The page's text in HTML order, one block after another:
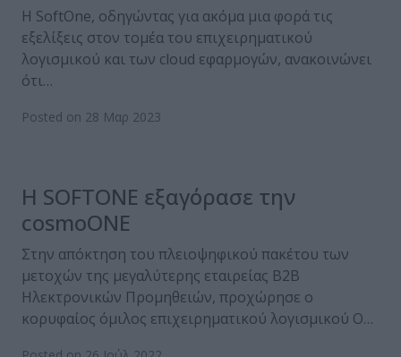
Η SoftOne, οδηγώντας για ακόμα μια φορά τις
εξελίξεις στον τομέα του επιχειρηματικού
λογισμικού και των cloud εφαρμογών, ανακοινώνει
ότι…
Posted on 28 Μαρ 2023
Η SOFTONE εξαγόρασε την
cosmoONE
Στην απόκτηση του πλειοψηφικού πακέτου των
μετοχών της μεγαλύτερης εταιρείας Β2Β
Ηλεκτρονικών Προμηθειών, προχώρησε ο
κορυφαίος όμιλος επιχειρηματικού λογισμικού Ο…